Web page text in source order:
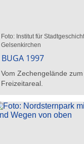
Foto: Institut für
Gelsenkirchen
BUGA 1997
Vom Zechengelände zum
Freizeitareal.